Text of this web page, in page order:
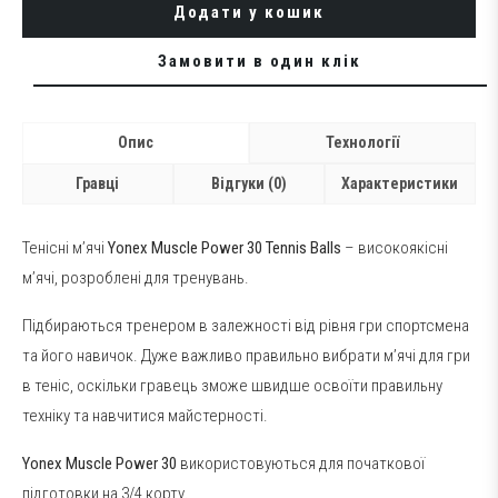
Додати у кошик
Замовити в один клік
Опис Технології
Гравці Відгуки (0) Характеристики
Тенісні м’ячі Yonex Muscle Power 30 Tennis Balls – високоякісні
м’ячі, розроблені для тренувань.
Підбираються тренером в залежності від рівня гри спортсмена
та його навичок. Дуже важливо правильно вибрати м’ячі для гри
в теніс, оскільки гравець зможе швидше освоїти правильну
техніку та навчитися майстерності.
Yonex Muscle Power 30 використовуються для початкової
підготовки на 3/4 корту.